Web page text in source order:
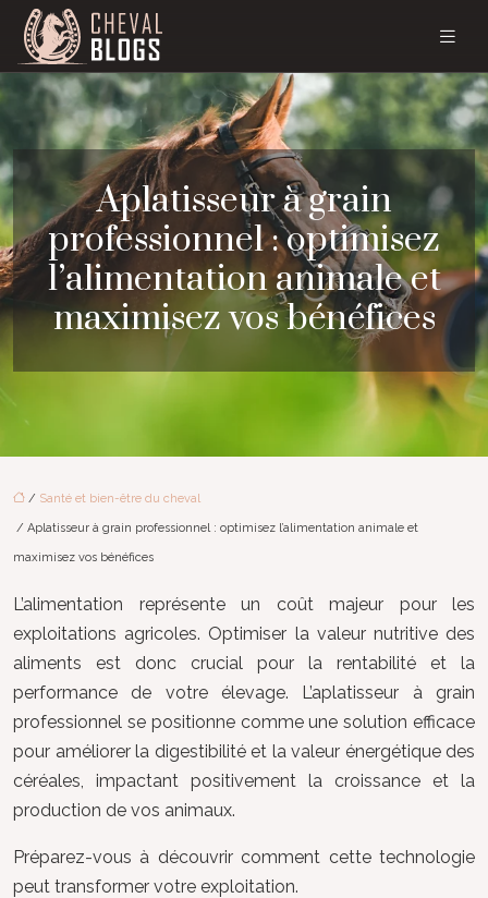
Aplatisseur à grain
professionnel : optimisez
l’alimentation animale et
maximisez vos bénéfices
/ Santé et bien-être du cheval
/ Aplatisseur à grain professionnel : optimisez l’alimentation animale et
maximisez vos bénéfices
L’alimentation représente un coût majeur pour les
exploitations agricoles. Optimiser la valeur nutritive des
aliments est donc crucial pour la rentabilité et la
performance de votre élevage. L’aplatisseur à grain
professionnel se positionne comme une solution efficace
pour améliorer la digestibilité et la valeur énergétique des
céréales, impactant positivement la croissance et la
production de vos animaux.
Préparez-vous à découvrir comment cette technologie
peut transformer votre exploitation.